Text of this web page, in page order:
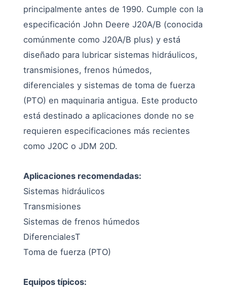
principalmente antes de 1990. Cumple con la
especificación John Deere J20A/B (conocida
comúnmente como J20A/B plus) y está
diseñado para lubricar sistemas hidráulicos,
transmisiones, frenos húmedos,
diferenciales y sistemas de toma de fuerza
(PTO) en maquinaria antigua. Este producto
está destinado a aplicaciones donde no se
requieren especificaciones más recientes
como J20C o JDM 20D.
Aplicaciones recomendadas:
Sistemas hidráulicos
Transmisiones
Sistemas de frenos húmedos
DiferencialesT
Toma de fuerza (PTO)
Equipos típicos: